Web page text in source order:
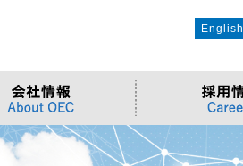
English
サーバー/ネットワーク
>ものづくりソリューション
>拠点一覧